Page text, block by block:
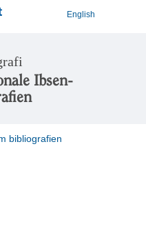
English
Ibsen-
bibliografien